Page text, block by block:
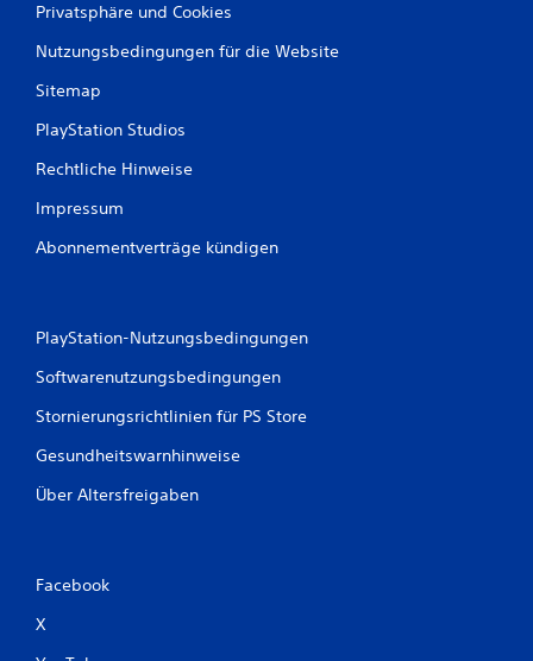
Privatsphäre und Cookies
Nutzungsbedingungen für die Website
Sitemap
PlayStation Studios
Rechtliche Hinweise
Impressum
Abonnementverträge kündigen
PlayStation-Nutzungsbedingungen
Softwarenutzungsbedingungen
Stornierungsrichtlinien für PS Store
Gesundheitswarnhinweise
Über Altersfreigaben
Facebook
X